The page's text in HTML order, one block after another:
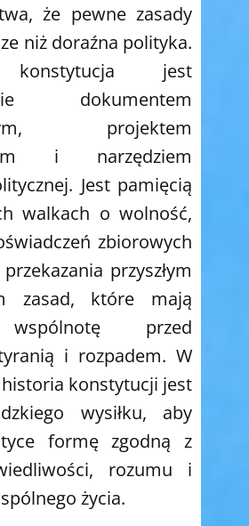
że pewne zasady
niż doraźna polityka.
konstytucja jest
dokumentem
projektem
i narzędziem
Jest pamięcią
walkach o wolność,
zbiorowych
przyszłym
zasad, które mają
przed
i rozpadem. W
konstytucji jest
wysiłku, aby
formę zgodną z
rozumu i
życia.